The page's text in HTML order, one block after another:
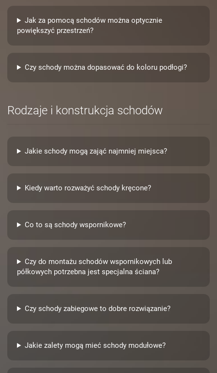
Jak za pomocą schodów można optycznie
powiększyć przestrzeń?
Czy schody można dopasować do koloru podłogi?
Rodzaje i konstrukcja schodów
Jakie schody mogą zająć najmniej miejsca?
Kiedy warto rozważyć schody kręcone?
Co to są schody wspornikowe?
Czy do montażu schodów wspornikowych lub
półkowych potrzebna jest specjalna ściana?
Czy schody zabiegowe to dobre rozwiązanie?
Jakie zalety mogą mieć schody modułowe?